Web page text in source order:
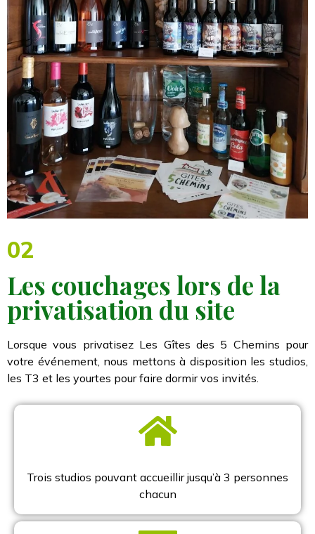
02
Les couchages lors de la
privatisation du site
Lorsque vous privatisez Les Gîtes des 5 Chemins pour
votre événement, nous mettons à disposition les studios,
les T3 et les yourtes pour faire dormir vos invités.
Trois studios pouvant accueillir jusqu’à 3 personnes
chacun